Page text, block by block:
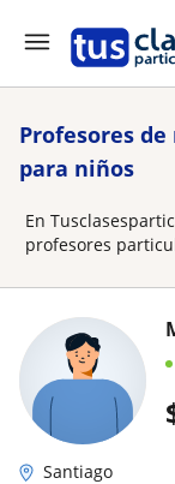
Profesores
para niños
En
profesores
Santiago